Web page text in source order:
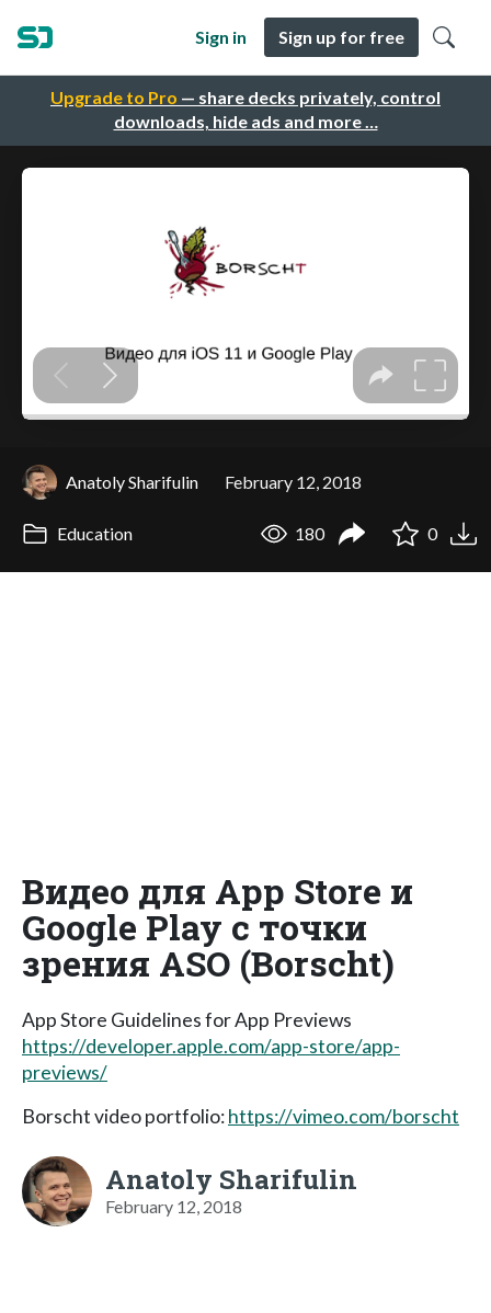
Upgrade to Pro — share decks privately, control
downloads, hide ads and more …
Sign in Sign up for free
Anatoly Sharifulin February 12, 2018
Education 180 0
Видео для App Store и
Google Play с точки
зрения ASO (Borscht)
App Store Guidelines for App Previews
https://developer.apple.com/app-store/app-
previews/
Borscht video portfolio:https://vimeo.com/borscht
Anatoly Sharifulin
February 12, 2018